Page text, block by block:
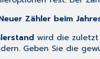
Zähler beim
wird die zuletzt
Geben Sie die